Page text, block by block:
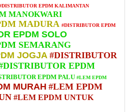
EPDM KALIMANTAN
MANOKWARI
MADURA #DISTRIBUTOR EPDM
EPDM SOLO
SEMARANG
JOGJA #DISTRIBUTOR
EPDM
EPDM PALU #LEM EPDM
MURAH #LEM EPDM
#LEM EPDM UNTUK